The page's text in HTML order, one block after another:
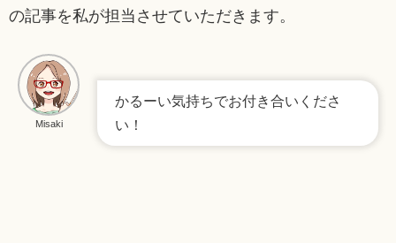
の記事を私が担当させていただきます。
Misaki
かるーい気持ちでお付き合いくださ
い！